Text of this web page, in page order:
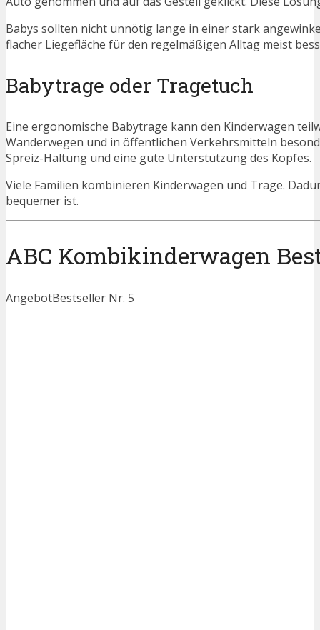
Babys sollten nicht unnötig lange in einer stark
flacher Liegefläche für den regelmäßigen Alltag meist
Babytrage oder Tragetuch
Eine ergonomische Babytrage kann den Kinderwagen
Wanderwegen und in öffentlichen Verkehrsmitteln
Spreiz-Haltung und eine gute Unterstützung des Kopfes.
Viele Familien kombinieren Kinderwagen und Trage.
bequemer ist.
ABC Kombikinderwagen
AngebotBestseller Nr. 5